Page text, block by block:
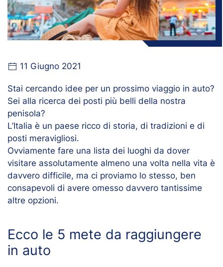
11 Giugno 2021
Stai cercando idee per un prossimo viaggio in auto?
Sei alla ricerca dei posti più belli della nostra
penisola?
L’Italia è un paese ricco di storia, di tradizioni e di
posti meravigliosi.
Ovviamente fare una lista dei luoghi da dover
visitare assolutamente almeno una volta nella vita è
davvero difficile, ma ci proviamo lo stesso, ben
consapevoli di avere omesso davvero tantissime
altre opzioni.
Ecco le 5 mete da raggiungere
in auto